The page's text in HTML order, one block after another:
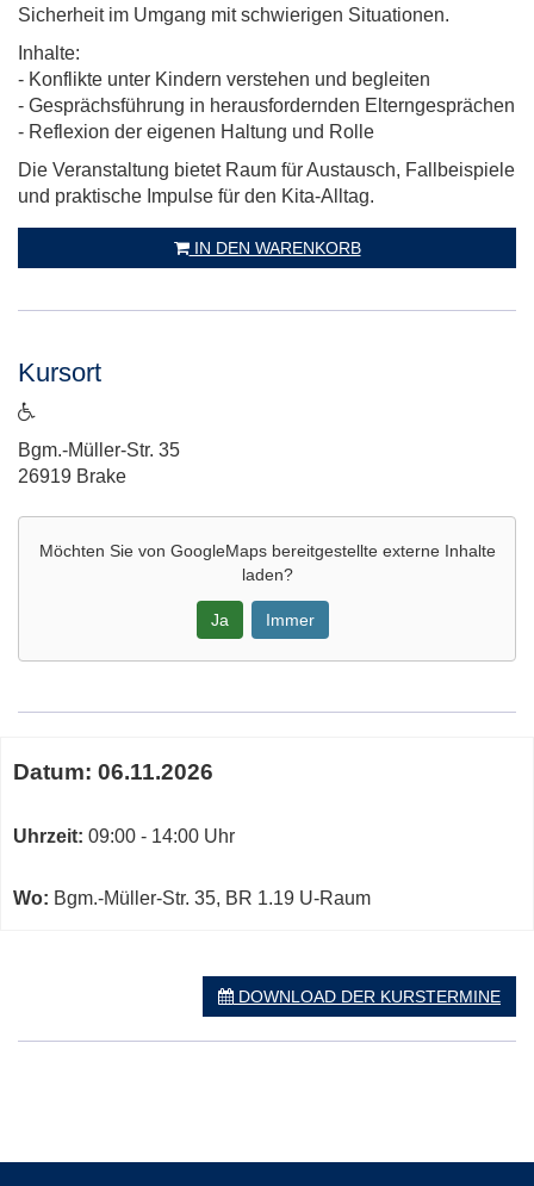
Sicherheit im Umgang mit schwierigen Situationen.
Inhalte:
- Konflikte unter Kindern verstehen und begleiten
- Gesprächsführung in herausfordernden Elterngesprächen
- Reflexion der eigenen Haltung und Rolle
Die Veranstaltung bietet Raum für Austausch, Fallbeispiele
und praktische Impulse für den Kita-Alltag.
IN DEN WARENKORB
Kursort
Adresse:
Bgm.-Müller-Str. 35
26919 Brake
Möchten Sie von GoogleMapsbereitgestellte externe Inhalte
laden?
Ja Immer
Maps
von
Fenster
zum
Kurs
Datum: 06.11.2026
Uhrzeit: 09:00 - 14:00 Uhr
Wo: Bgm.-Müller-Str. 35, BR 1.19 U-Raum
DOWNLOAD DER KURSTERMINE